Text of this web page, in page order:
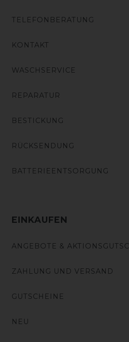
TELEFONBERATUNG
KONTAKT
WASCHSERVICE
REPARATUR
BESTICKUNG
RÜCKSENDUNG
BATTERIEENTSORGUNG
EINKAUFEN
ANGEBOTE &
ZAHLUNG UND VERSAND
GUTSCHEINE
NEU